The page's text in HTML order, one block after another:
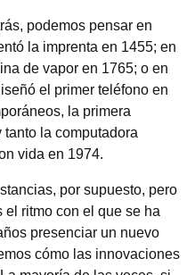
podemos pensar en
la imprenta en 1455; en
de vapor en 1765; o en
el primer teléfono en
la primera
la computadora
vida en 1974.
por supuesto, pero
el ritmo con el que se ha
presenciar un nuevo
cómo las innovaciones